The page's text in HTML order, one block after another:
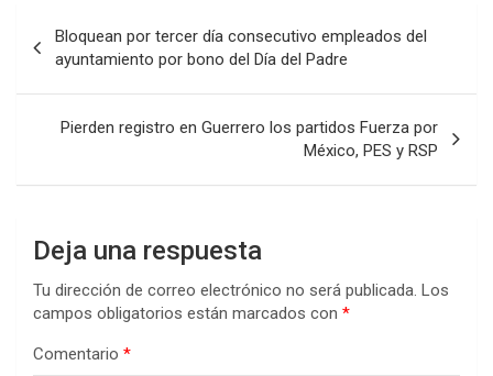
de
entradas
Bloquean por tercer día consecutivo empleados del
ayuntamiento por bono del Día del Padre
Pierden registro en Guerrero los partidos Fuerza por
México, PES y RSP
Deja una respuesta
Tu dirección de correo electrónico no será publicada. Los
campos obligatorios están marcados con *
Comentario *